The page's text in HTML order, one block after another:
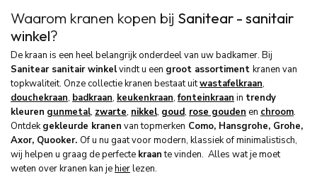
Waarom kranen kopen bij Sanitear - sanitair
winkel?
De kraan is een heel belangrijk onderdeel van uw badkamer. Bij
Sanitear sanitair winkelvindt u een groot assortiment kranen van
topkwaliteit. Onze collectie kranen bestaat uitwastafelkraan,
douchekraan, badkraan, keukenkraan,fonteinkraan in trendy
kleuren gunmetal, zwarte, nikkel, goud, rose gouden en chroom.
Ontdekgekleurde kranen van topmerken Como, Hansgrohe, Grohe,
Axor, Quooker. Of u nu gaat voor modern, klassiek of minimalistisch,
wij helpen u graag de perfecte kraante vinden. Alles wat je moet
weten over kranen kan jehierlezen.